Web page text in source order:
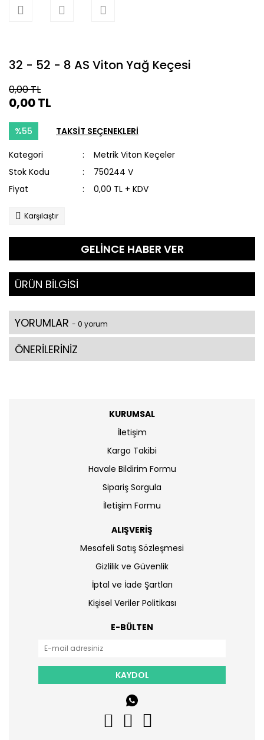
32 - 52 - 8 AS Viton Yağ Keçesi
0,00 TL
0,00 TL
%55 TAKSİT SEÇENEKLERİ
Kategori
Metrik Viton Keçeler
Stok Kodu
750244 V
Fiyat
0,00 TL + KDV
Karşılaştır
GELİNCE HABER VER
ÜRÜN BİLGİSİ
YORUMLAR - 0 yorum
ÖNERİLERİNİZ
KURUMSAL
İletişim
Kargo Takibi
Havale Bildirim Formu
Sipariş Sorgula
İletişim Formu
ALIŞVERİŞ
Mesafeli Satış Sözleşmesi
Gizlilik ve Güvenlik
İptal ve İade Şartları
Kişisel Veriler Politikası
E-BÜLTEN
KAYDOL